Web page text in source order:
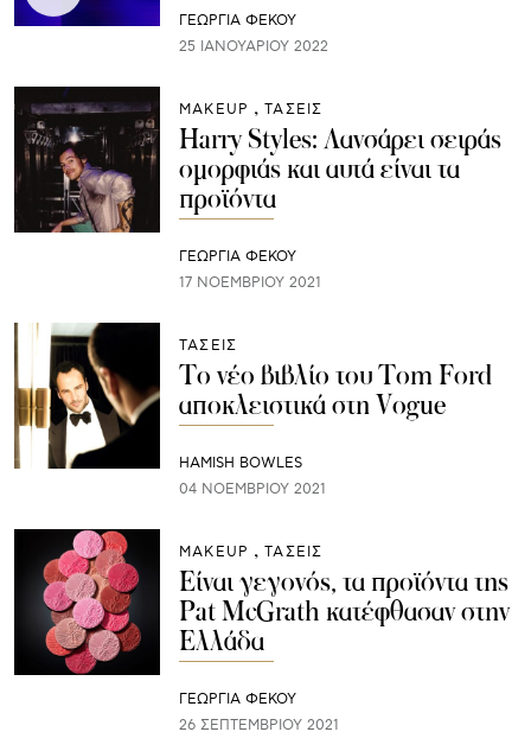
ΓΕΩΡΓΙΑ ΦΕΚΟΥ
25 ΙΑΝΟΥΑΡΊΟΥ 2022
ΜAKEUP ΤΑΣΕΙΣ
Harry Styles: Λανσάρει σειράς
ομορφιάς και αυτά είναι τα
προϊόντα
ΓΕΩΡΓΙΑ ΦΕΚΟΥ
17 ΝΟΕΜΒΡΊΟΥ 2021
ΤΑΣΕΙΣ
Το νέο βιβλίο του Tom Ford
αποκλειστικά στη Vogue
HAMISH BOWLES
04 ΝΟΕΜΒΡΊΟΥ 2021
ΜAKEUP ΤΑΣΕΙΣ
Είναι γεγονός, τα προϊόντα της
Pat McGrath κατέφθασαν στην
Ελλάδα
ΓΕΩΡΓΙΑ ΦΕΚΟΥ
26 ΣΕΠΤΕΜΒΡΊΟΥ 2021